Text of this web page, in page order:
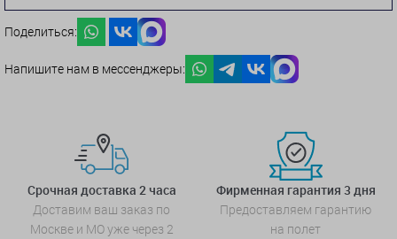
Поделиться:
Напишите нам в мессенджеры:
Срочная доставка 2 часа
Доставим ваш заказ по
Москве и МО уже через 2
Фирменная гарантия 3 дня
Предоставляем гарантию
на полет